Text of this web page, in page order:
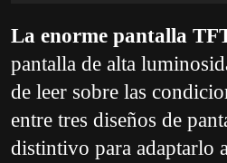
La enorme pantalla
pantalla de alta
de leer sobre las
entre tres diseños de
distintivo para adaptarlo